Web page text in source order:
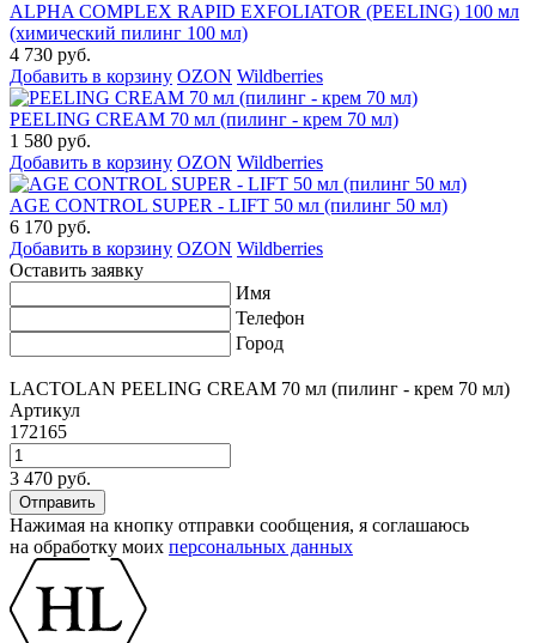
ALPHA COMPLEX RAPID EXFOLIATOR (PEELING) 100 мл
(химический пилинг 100 мл)
4 730 руб.
Добавить в корзину OZON Wildberries
PEELING CREAM 70 мл (пилинг - крем 70 мл)
1 580 руб.
Добавить в корзину OZON Wildberries
AGE CONTROL SUPER - LIFT 50 мл (пилинг 50 мл)
6 170 руб.
Добавить в корзину OZON Wildberries
Оставить заявку
Имя
Телефон
Город
LACTOLAN PEELING CREAM 70 мл (пилинг - крем 70 мл)
Артикул
172165
3 470 руб.
Нажимая на кнопку отправки сообщения, я соглашаюсь
на обработку моих персональных данных